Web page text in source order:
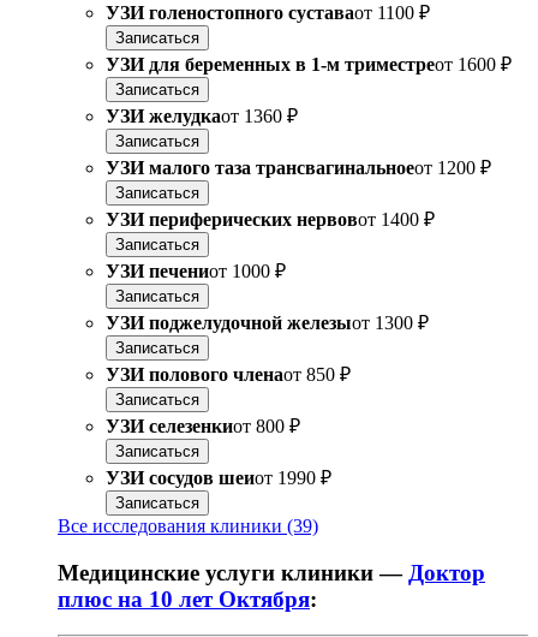
УЗИ голеностопного суставаот 1100 ₽
Записаться
УЗИ для беременных в 1-м триместреот 1600 ₽
Записаться
УЗИ желудкаот 1360 ₽
Записаться
УЗИ малого таза трансвагинальноеот 1200 ₽
Записаться
УЗИ периферических нервовот 1400 ₽
Записаться
УЗИ печениот 1000 ₽
Записаться
УЗИ поджелудочной железыот 1300 ₽
Записаться
УЗИ полового членаот 850 ₽
Записаться
УЗИ селезенкиот 800 ₽
Записаться
УЗИ сосудов шеиот 1990 ₽
Записаться
Все исследования клиники (39)
Медицинские услуги клиники — Доктор
плюс на 10 лет Октября: